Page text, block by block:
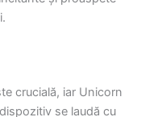
crucială, iar Unicorn
se laudă cu